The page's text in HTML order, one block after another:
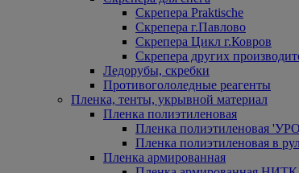
Скрепера Praktische
Скрепера г.Павлово
Скрепера Цикл г.Ковров
Скрепера других
Ледорубы, скребки
Противогололедные реагенты
Пленка, тенты, укрывной материал
Пленка полиэтиленовая
Пленка полиэтиленовая
Пленка полиэтиленовая в
Пленка армированная